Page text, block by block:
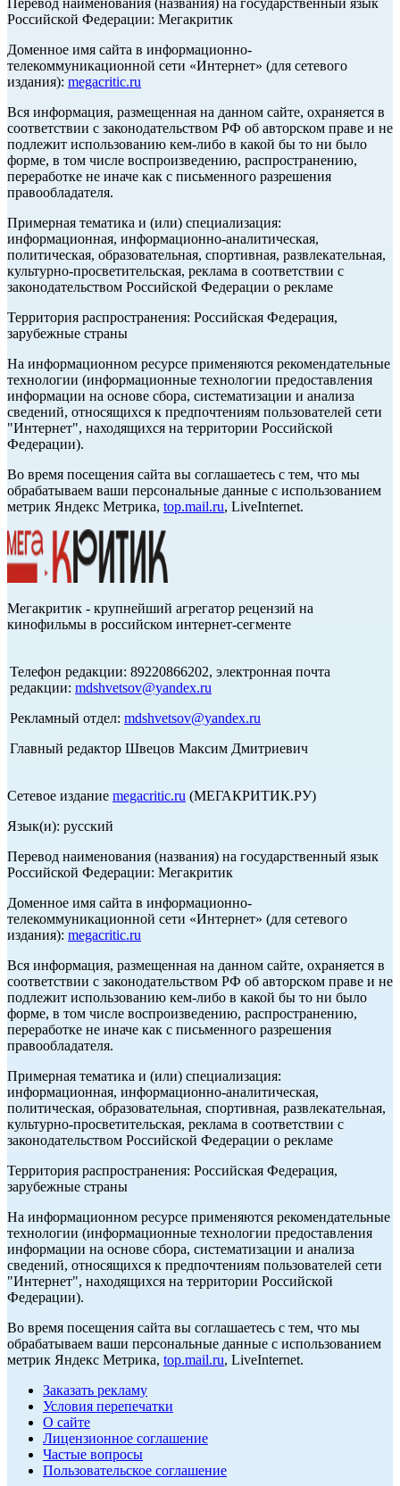
Перевод наименования (названия) на государственный язык
Российской Федерации: Мегакритик
Доменное имя сайта в информационно-
телекоммуникационной сети «Интернет» (для сетевого
издания): megacritic.ru
Вся информация, размещенная на данном сайте, охраняется в
соответствии с законодательством РФ об авторском праве и не
подлежит использованию кем-либо в какой бы то ни было
форме, в том числе воспроизведению, распространению,
переработке не иначе как с письменного разрешения
правообладателя.
Примерная тематика и (или) специализация:
информационная, информационно-аналитическая,
политическая, образовательная, спортивная, развлекательная,
культурно-просветительская, реклама в соответствии с
законодательством Российской Федерации о рекламе
Территория распространения: Российская Федерация,
зарубежные страны
На информационном ресурсе применяются рекомендательные
технологии (информационные технологии предоставления
информации на основе сбора, систематизации и анализа
сведений, относящихся к предпочтениям пользователей сети
"Интернет", находящихся на территории Российской
Федерации).
Во время посещения сайта вы соглашаетесь с тем, что мы
обрабатываем ваши персональные данные с использованием
метрик Яндекс Метрика, top.mail.ru, LiveInternet.
Мегакритик - крупнейший агрегатор рецензий на
кинофильмы в российском интернет-сегменте
Телефон редакции: 89220866202, электронная почта
редакции: mdshvetsov@yandex.ru
Рекламный отдел: mdshvetsov@yandex.ru
Главный редактор Швецов Максим Дмитриевич
Сетевое издание megacritic.ru (МЕГАКРИТИК.РУ)
Язык(и): русский
Перевод наименования (названия) на государственный язык
Российской Федерации: Мегакритик
Доменное имя сайта в информационно-
телекоммуникационной сети «Интернет» (для сетевого
издания): megacritic.ru
Вся информация, размещенная на данном сайте, охраняется в
соответствии с законодательством РФ об авторском праве и не
подлежит использованию кем-либо в какой бы то ни было
форме, в том числе воспроизведению, распространению,
переработке не иначе как с письменного разрешения
правообладателя.
Примерная тематика и (или) специализация:
информационная, информационно-аналитическая,
политическая, образовательная, спортивная, развлекательная,
культурно-просветительская, реклама в соответствии с
законодательством Российской Федерации о рекламе
Территория распространения: Российская Федерация,
зарубежные страны
На информационном ресурсе применяются рекомендательные
технологии (информационные технологии предоставления
информации на основе сбора, систематизации и анализа
сведений, относящихся к предпочтениям пользователей сети
"Интернет", находящихся на территории Российской
Федерации).
Во время посещения сайта вы соглашаетесь с тем, что мы
обрабатываем ваши персональные данные с использованием
метрик Яндекс Метрика, top.mail.ru, LiveInternet.
Заказать рекламу
Условия перепечатки
О сайте
Лицензионное соглашение
Частые вопросы
Пользовательское соглашение